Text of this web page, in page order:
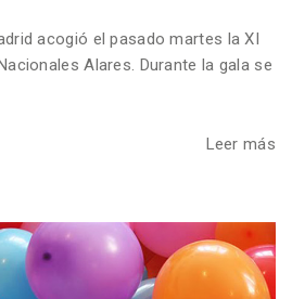
acogió el pasado martes la XI
Alares. Durante la gala se
Leer más